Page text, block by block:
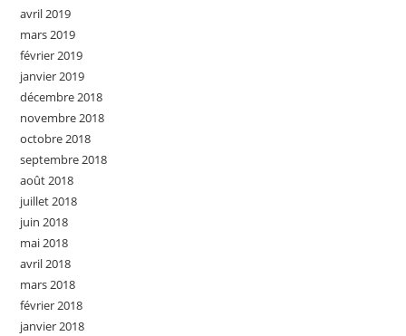
avril 2019
mars 2019
février 2019
janvier 2019
décembre 2018
novembre 2018
octobre 2018
septembre 2018
août 2018
juillet 2018
juin 2018
mai 2018
avril 2018
mars 2018
février 2018
janvier 2018